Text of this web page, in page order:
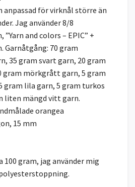
anpassad för virknål större än
Jag använder 8/8
and colors – EPIC” +
Garnåtgång: 70 gram
35 gram svart garn, 20 gram
gram mörkgrått garn, 5 gram
gram lila garn, 5 gram turkos
liten mängd vitt garn.
orangea
15 mm
100 gram, jag använder mig